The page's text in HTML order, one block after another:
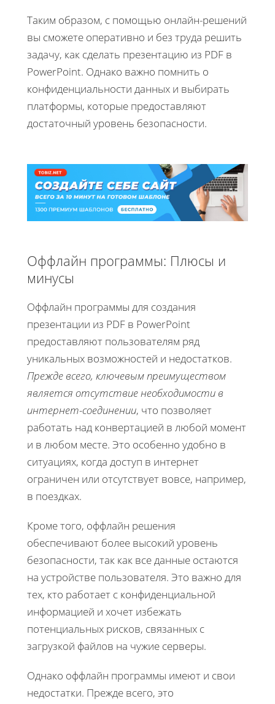
Таким образом, с помощью онлайн-решений
вы сможете оперативно и без труда решить
задачу, как сделать презентацию из PDF в
PowerPoint. Однако важно помнить о
конфиденциальности данных и выбирать
платформы, которые предоставляют
достаточный уровень безопасности.
Оффлайн программы: Плюсы и
минусы
Оффлайн программы для создания
презентации из PDF в PowerPoint
предоставляют пользователям ряд
уникальных возможностей и недостатков.
Прежде всего, ключевым преимуществом
является отсутствие необходимости в
интернет-соединении, что позволяет
работать над конвертацией в любой момент
и в любом месте. Это особенно удобно в
ситуациях, когда доступ в интернет
ограничен или отсутствует вовсе, например,
в поездках.
Кроме того, оффлайн решения
обеспечивают более высокий уровень
безопасности, так как все данные остаются
на устройстве пользователя. Это важно для
тех, кто работает с конфиденциальной
информацией и хочет избежать
потенциальных рисков, связанных с
загрузкой файлов на чужие серверы.
Однако оффлайн программы имеют и свои
недостатки. Прежде всего, это